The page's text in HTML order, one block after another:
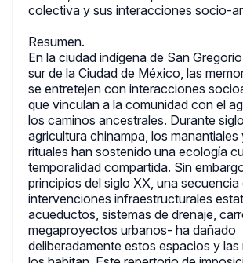
colectiva y sus interacciones socio-
Resumen.
En la ciudad indígena de San
sur de la Ciudad de México, las
se entretejen con interacciones
que vinculan a la comunidad con el
los caminos ancestrales. Durante
agricultura chinampa, los manantiales
rituales han sostenido una ecología
temporalidad compartida. Sin
principios del siglo XX, una secuencia
intervenciones infraestructurales
acueductos, sistemas de drenaje,
megaproyectos urbanos- ha dañado
deliberadamente estos espacios y las